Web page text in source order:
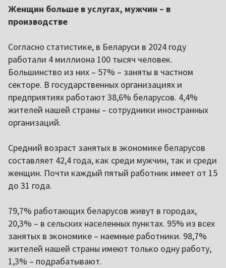
Женщин больше в услугах, мужчин – в
производстве
Согласно статистике, в Беларуси в 2024 году
работали 4 миллиона 100 тысяч человек.
Большинство из них – 57% – заняты в частном
секторе. В государственных организациях и
предприятиях работают 38,6% беларусов. 4,4%
жителей нашей страны – сотрудники иностранных
организаций.
Средний возраст занятых в экономике беларусов
составляет 42,4 года, как среди мужчин, так и среди
женщин. Почти каждый пятый работник имеет от 15
до 31 года.
79,7% работающих беларусов живут в городах,
20,3% – в сельских населенных пунктах. 95% из всех
занятых в экономике – наемные работники. 98,7%
жителей нашей страны имеют только одну работу,
1,3% – подрабатывают.